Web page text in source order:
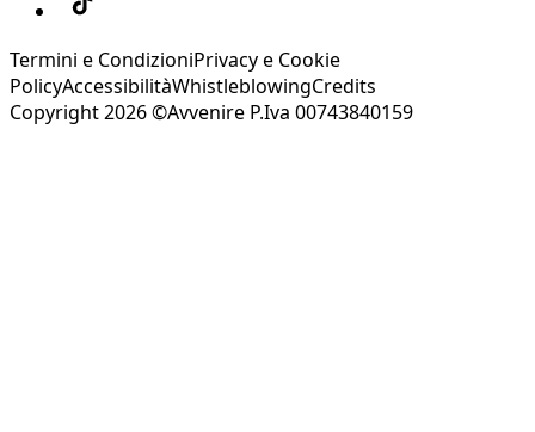
Termini e CondizioniPrivacy e Cookie
PolicyAccessibilitàWhistleblowingCredits
Copyright 2026 ©Avvenire P.Iva 00743840159